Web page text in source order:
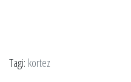
Tagi: kortez